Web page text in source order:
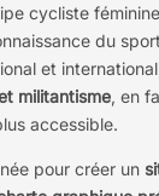
cycliste
du
et
militantisme, en
accessible.
pour créer un